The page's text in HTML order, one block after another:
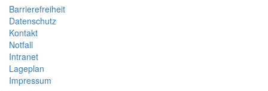
Barrierefreiheit
Datenschutz
Kontakt
Notfall
Intranet
Lageplan
Impressum